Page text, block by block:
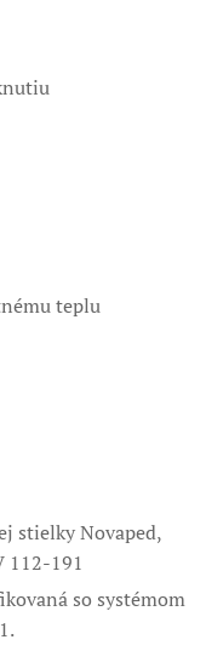
teplu
stielky Novaped,
112-191
so systémom